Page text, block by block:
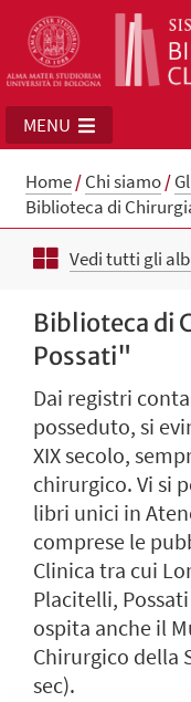
MENU
Home/Chi siamo/
Biblioteca di
Vedi tutti gli
Biblioteca di
Possati"
Dai registri
posseduto, si
XIX secolo,
chirurgico. Vi si
libri unici in
comprese le
Clinica tra cui
Placitelli,
ospita anche il
Chirurgico della
sec).